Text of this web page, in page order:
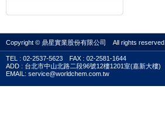
Copyright © 鼎星實業股份有限公司 All rights reserved.
TEL : 02-2537-5623 FAX : 02-2581-1644
ADD : 台北市中山北路二段96號12樓1201室(嘉新大樓)
EMAIL: service@worldchem.com.tw